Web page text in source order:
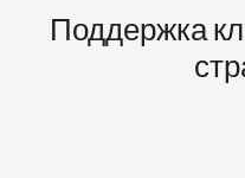
Поддержка